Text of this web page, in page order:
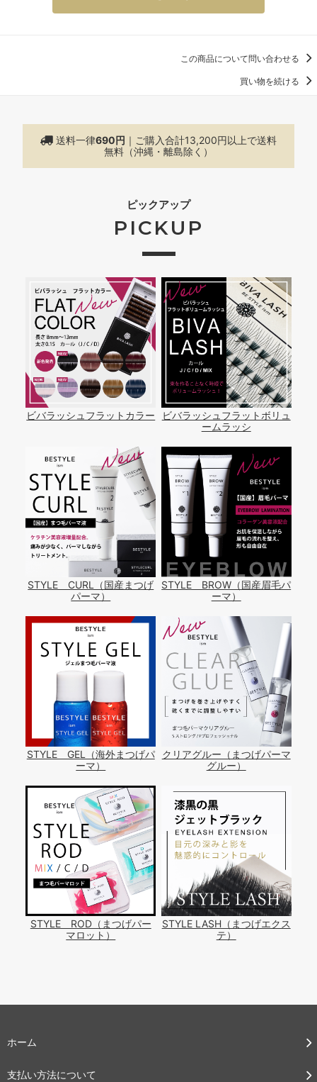
この商品について問い合わせる
買い物を続ける
送料一律690円 ｜ご購入合計13,200円以上で送料
無料（沖縄・離島除く）
ピックアップ
PICKUP
ビバラッシュフラットカラー
ビバラッシュフラットボリュ
ームラッシ
STYLE CURL（国産まつげ
パーマ）
STYLE BROW（国産眉毛パ
ーマ）
STYLE GEL（海外まつげパ
ーマ）
クリアグルー（まつげパーマ
グルー）
STYLE ROD（まつげパー
マロット）
STYLE LASH（まつげエクス
テ）
ホーム
支払い方法について